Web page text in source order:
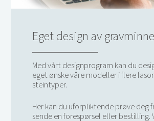
Eget design av gravminne
Med vårt designprogram kan du
eget ønske våre modeller i flere
steintyper.
Her kan du uforpliktende prøve deg
sende en forespørsel eller bestilling.